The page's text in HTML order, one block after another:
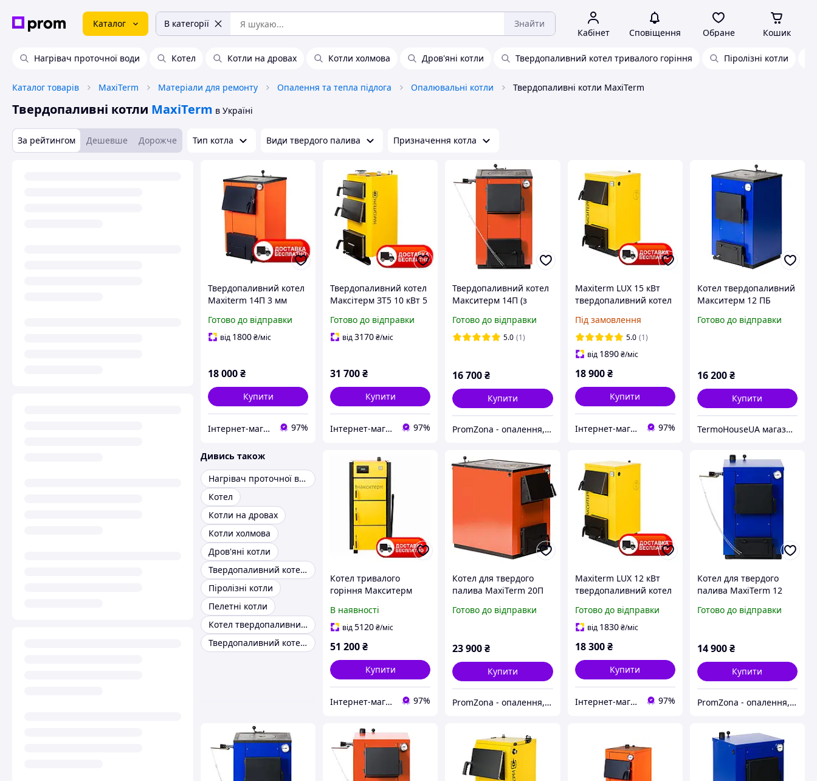
Каталог В категорії Знайти
Кабінет Сповіщення Обране Кошик
Нагрівач проточної води Котел Котли на дровах Котли холмова Дров'яні котли Твердопаливний котел тривалого горіння Піролізні котли
Каталог товарів MaxiTerm Матеріали для ремонту Опалення та тепла підлога Опалювальні котли Твердопаливні котли MaxiTerm
Твердопаливні котли MaxiTerm в Україні
За рейтингом Дешевше Дорожче Тип котла Види твердого палива Призначення котла
Твердопаливний котел
Maxiterm 14П 3 мм
поверхнею
Готово до відправки
від 1800₴/міс
18 000₴
Купити
Інтернет-магазин "Ochag" 97%
Твердопаливний котел
Максітерм ЗТ5 10 кВт 5
Готово до відправки
від3170₴/міс
31 700₴
Купити
Інтернет-магазин "Ochag" 97%
Твердопаливний котел
Макситерм 14П (з
Готово до відправки
5.0 (1)
16 700₴
Купити
PromZona - опалення, водопостачання, каналізація
Maxiterm LUX 15 кВт
твердопаливний котел
Під замовлення
5.0 (1)
від 1890 ₴/міс
18 900 ₴
Купити
Інтернет-магазин "Ochag" 97%
Котел твердопаливний
Макситерм 12 ПБ
Готово до відправки
16 200₴
Купити
TermoHouseUA магазин опалювального і кліматичного обладнання
Дивись також
Нагрівач проточної води
Котел
Котли на дровах
Котли холмова
Дров'яні котли
Твердопаливний котел тривалого горіння
Піролізні котли
Пелетні котли
Котел твердопаливний 12кВт
Твердопаливний котел 15квт
Котел тривалого
горіння Макситерм
твердопаливний
В наявності
від5120₴/міс
51 200₴
Купити
Інтернет-магазин "Ochag" 97%
Котел для твердого
палива MaxiTerm 20П
Готово до відправки
23 900₴
Купити
PromZona - опалення, водопостачання, каналізація
Maxiterm LUX 12 кВт
твердопаливний котел
Готово до відправки
від 1830 ₴/міс
18 300 ₴
Купити
Інтернет-магазин "Ochag" 97%
Котел для твердого
палива MaxiTerm 12
Готово до відправки
14 900₴
Купити
PromZona - опалення, водопостачання, каналізація